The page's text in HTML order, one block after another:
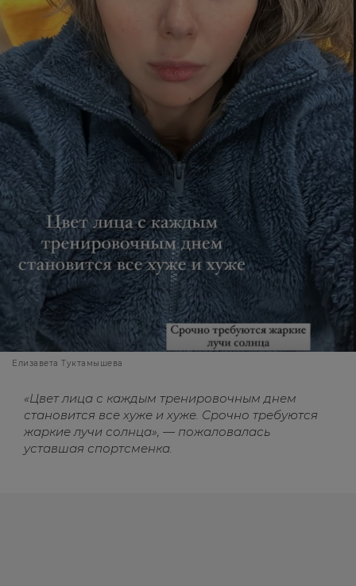
Елизавета Туктамышева
«Цвет лица с каждым тренировочным днем
становится все хуже и хуже. Срочно требуются
жаркие лучи солнца», — пожаловалась
уставшая спортсменка.